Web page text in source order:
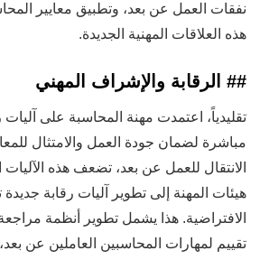
نفقات العمل عن بعد، وتطبيق معايير
هذه العلاقات المهنية الجديدة.
## الرقابة والإشراف المهني
تقليدياً، اعتمدت مهنة المحاسبة على
مباشرة لضمان جودة العمل والامتثال
الانتقال للعمل عن بعد، تضعف هذه الآليات
هيئات المهنة إلى تطوير آليات رقابة جديدة
الافتراضية. هذا يشمل تطوير أنظمة
تقييم لمهارات المحاسبين العاملين عن